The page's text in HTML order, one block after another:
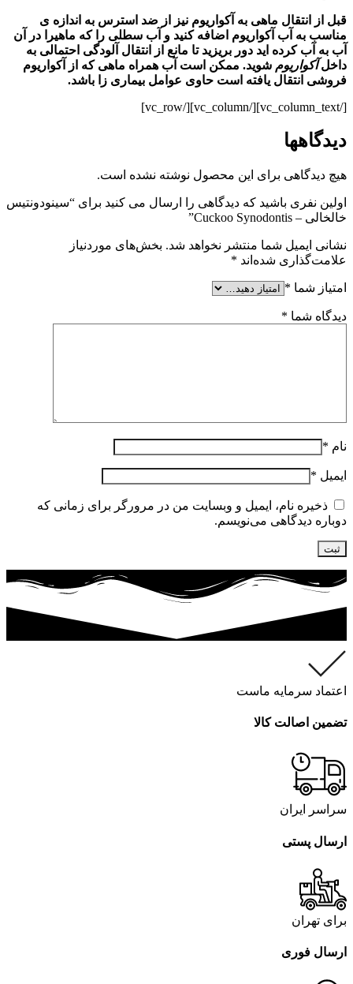
قبل از انتقال ماهی به آکواریوم نیز از ضد استرس به اندازه ی
مناسب به آب آکواریوم اضافه کنید و آب سطلی را که ماهیرا در آن
آب به آب کرده اید دور بریزید تا مانع از انتقال آلودگی احتمالی به
داخلآکواریوم شوید. ممکن است آب همراه ماهی که از
آکواریوم
فروشی انتقال یافته است حاوی عوامل بیماری زا باشد.
[/vc_column_text][/vc_column][/vc_row]
دیدگاهها
هیچ دیدگاهی برای این محصول نوشته نشده است.
اولین نفری باشید که دیدگاهی را ارسال می کنید برای “سینودونتیس
خالخالی – Cuckoo Synodontis”
نشانی ایمیل شما منتشر نخواهد شد. بخش‌های موردنیاز
علامت‌گذاری شده‌اند *
امتیاز شما *
دیدگاه شما *
نام *
ایمیل *
ذخیره نام، ایمیل و وبسایت من در مرورگر برای زمانی که
دوباره دیدگاهی می‌نویسم.
اعتماد سرمایه ماست
تضمین اصالت کالا
سراسر ایران
ارسال پستی
برای تهران
ارسال فوری